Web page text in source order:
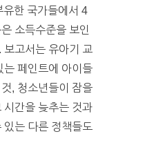
한 국가들에서 4
소득수준을 보인
보고서는 유아기 교
는 페인트에 아이들
, 청소년들이 잠을
시간을 늦추는 것과
있는 다른 정책들도